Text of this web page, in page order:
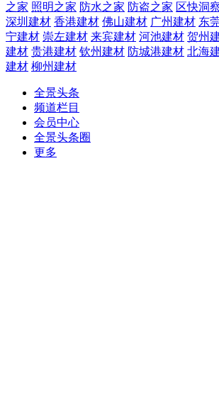
之家 照明之家 防水之家 防盗之家 区快洞
深圳建材 香港建材 佛山建材 广州建材 东
宁建材 崇左建材 来宾建材 河池建材 贺州
建材 贵港建材 钦州建材 防城港建材 北海
建材 柳州建材
全景头条
频道栏目
会员中心
全景头条圈
更多